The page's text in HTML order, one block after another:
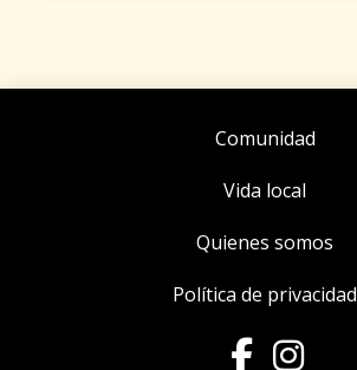
Comunidad
Vida local
Quienes somos
Política de privacidad